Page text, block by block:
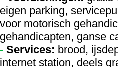
eigen parking,
voor motorisch
gehandicapten, ganse
- Services: brood,
internet station, deels